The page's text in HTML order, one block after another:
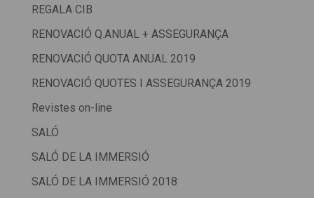
REGALA CIB
RENOVACIÓ Q.ANUAL + ASSEGURANÇA
RENOVACIÓ QUOTA ANUAL 2019
RENOVACIÓ QUOTES I ASSEGURANÇA 2019
Revistes on-line
SALÓ
SALÓ DE LA IMMERSIÓ
SALÓ DE LA IMMERSIÓ 2018